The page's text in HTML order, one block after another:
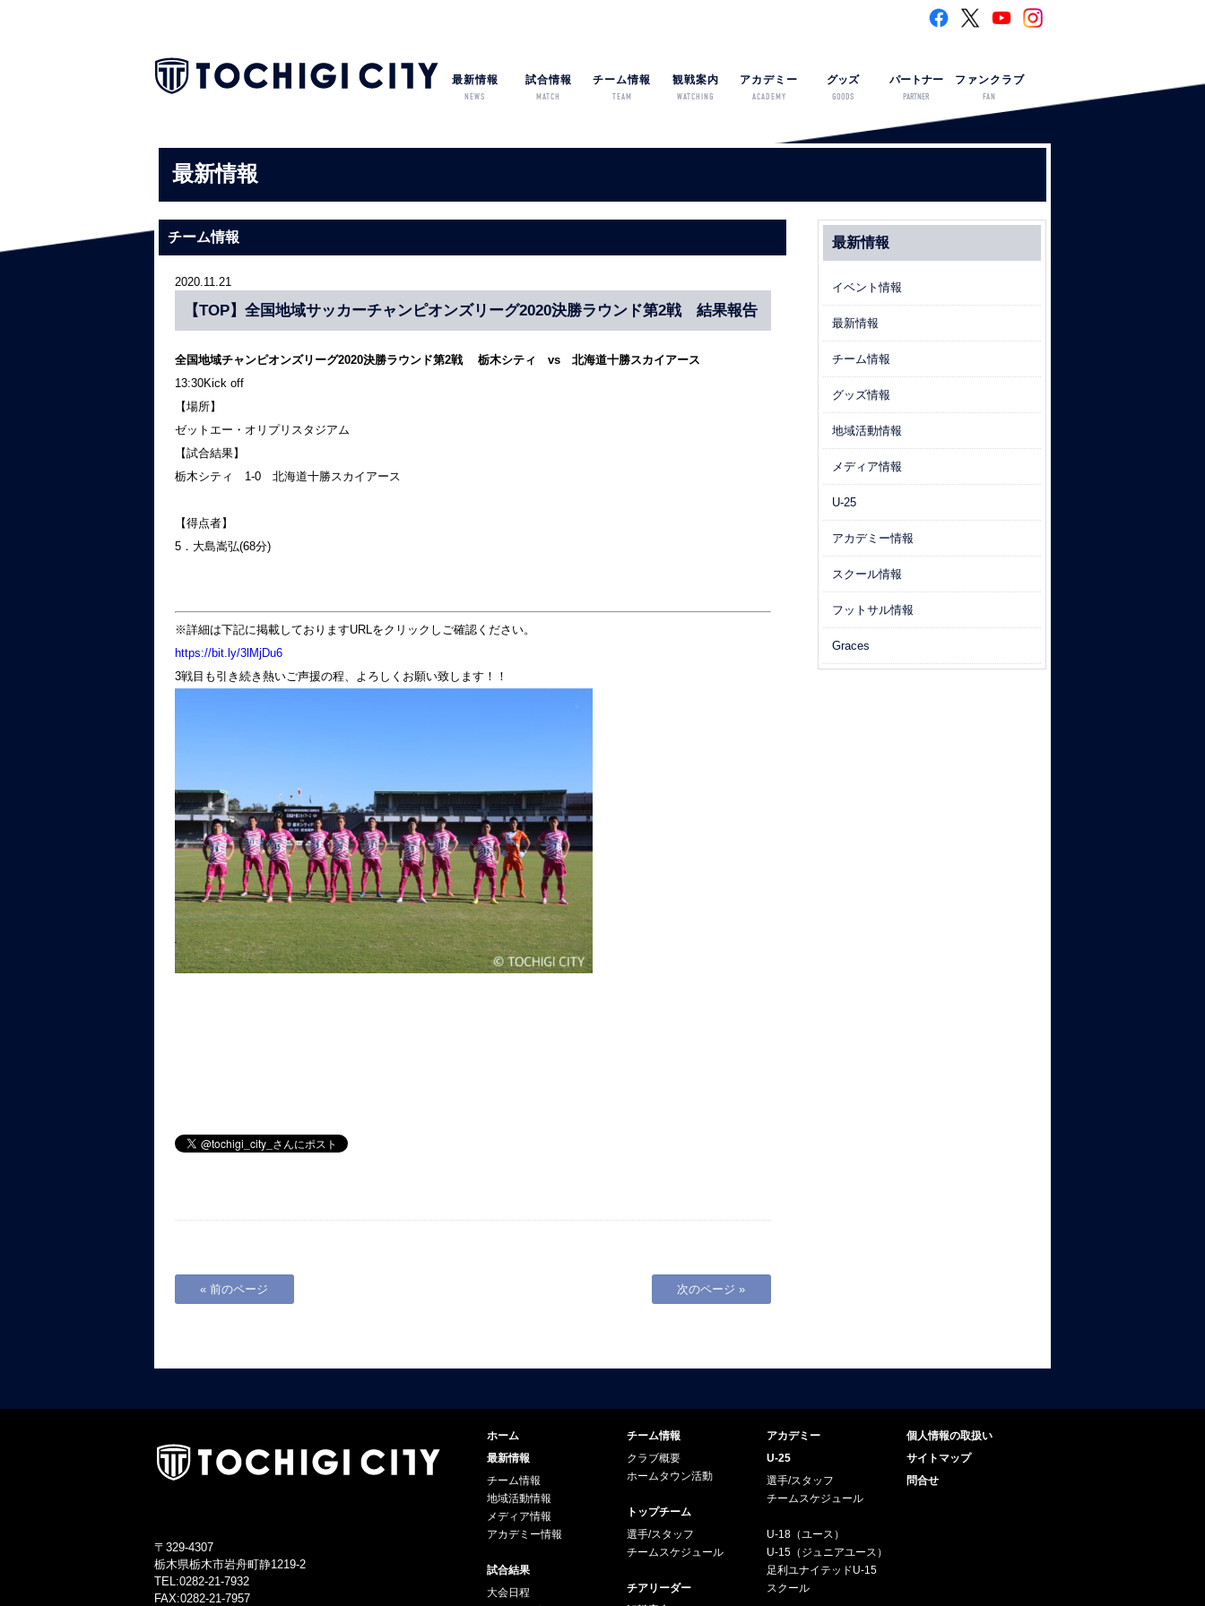
最新情報
NEWS
試合情報
MATCH
チーム情報
TEAM
観戦案内
WATCHING
アカデミー
ACADEMY
グッズ
GOODS
パートナー
PARTNER
ファンクラブ
FAN
最新情報
チーム情報
2020.11.21
【TOP】全国地域サッカーチャンピオンズリーグ2020決勝ラウンド第2戦 結果報告
全国地域チャンピオンズリーグ2020決勝ラウンド第2戦 栃木シティ vs 北海道十勝スカイアース
13:30Kick off
【場所】
ゼットエー・オリプリスタジアム
【試合結果】
栃木シティ 1-0 北海道十勝スカイアース
【得点者】
5．大島嵩弘(68分)
※詳細は下記に掲載しておりますURLをクリックしご確認ください。
https://bit.ly/3lMjDu6
3戦目も引き続き熱いご声援の程、よろしくお願い致します！！
« 前のページ 次のページ »
最新情報
イベント情報
最新情報
チーム情報
グッズ情報
地域活動情報
メディア情報
U-25
アカデミー情報
スクール情報
フットサル情報
Graces
〒329-4307
栃木県栃木市岩舟町静1219-2
TEL:0282-21-7932
FAX:0282-21-7957
ホーム
最新情報
チーム情報
地域活動情報
メディア情報
アカデミー情報
試合結果
大会日程
チーム情報
クラブ概要
ホームタウン活動
トップチーム
選手/スタッフ
チームスケジュール
チアリーダー
アカデミー
U-25
選手/スタッフ
チームスケジュール
U-18（ユース）
U-15（ジュニアユース）
足利ユナイテッドU-15
スクール
個人情報の取扱い
サイトマップ
問合せ